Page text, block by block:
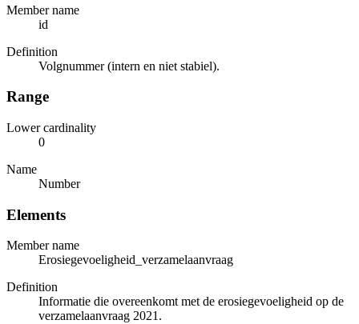
Member name
id
Definition
Volgnummer (intern en niet stabiel).
Range
Lower cardinality
0
Name
Number
Elements
Member name
Erosiegevoeligheid_verzamelaanvraag
Definition
Informatie die overeenkomt met de erosiegevoeligheid op de
verzamelaanvraag 2021.